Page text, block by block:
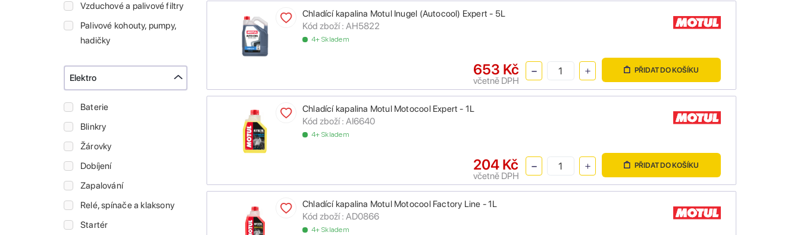
Vzduchové a palivové filtry
Palivové kohouty, pumpy,
hadičky
Elektro
Baterie
Blinkry
Žárovky
Dobíjení
Zapalování
Relé, spínače a klaksony
Startér
Chladící kapalina Motul Inugel (Autocool) Expert - 5L
Kód zboží : AH5822
4+ Skladem
653 Kč
včetně DPH
PŘIDAT DO KOŠÍKU
Chladící kapalina Motul Motocool Expert - 1L
Kód zboží : AI6640
4+ Skladem
204 Kč
včetně DPH
PŘIDAT DO KOŠÍKU
Chladící kapalina Motul Motocool Factory Line - 1L
Kód zboží : AD0866
4+ Skladem